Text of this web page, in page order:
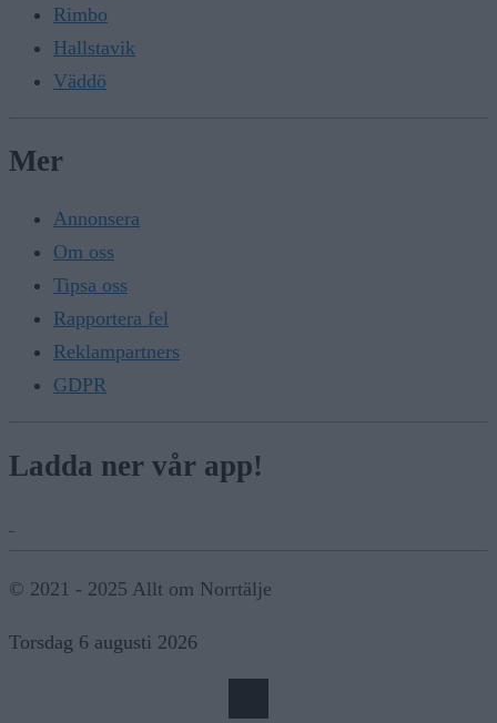
Rimbo
Hallstavik
Väddö
Mer
Annonsera
Om oss
Tipsa oss
Rapportera fel
Reklampartners
GDPR
Ladda ner vår app!
© 2021 - 2025 Allt om Norrtälje
Torsdag 6 augusti 2026